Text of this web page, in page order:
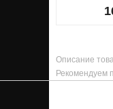
Описание
Рекомендуем